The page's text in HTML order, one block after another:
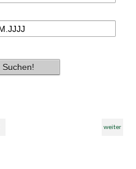
weiter